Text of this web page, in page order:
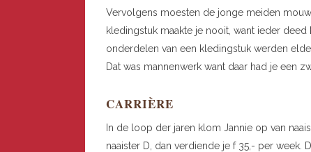
Vervolgens moesten de jonge meiden
kledingstuk maakte je nooit, want ieder
onderdelen van een kledingstuk werden
Dat was mannenwerk want daar had je een
CARRIÈRE
In de loop der jaren klom Jannie op van
naaister D, dan verdiende je f 35,- per week.